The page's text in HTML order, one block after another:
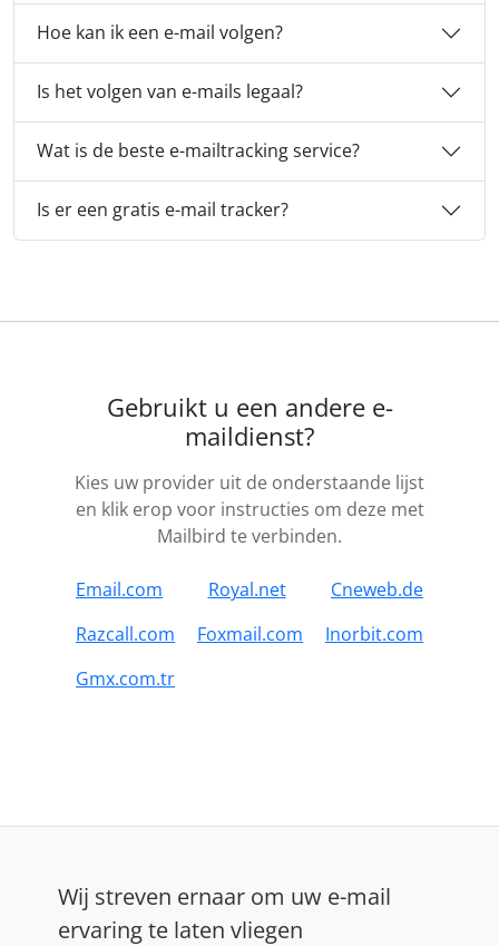
Hoe kan ik een e-mail volgen?
Is het volgen van e-mails legaal?
Wat is de beste e-mailtracking service?
Is er een gratis e-mail tracker?
Gebruikt u een andere e-
maildienst?
Kies uw provider uit de onderstaande lijst
en klik erop voor instructies om deze met
Mailbird te verbinden.
Email.com Royal.net
Cneweb.de
Razcall.com
Foxmail.com
Inorbit.com
Gmx.com.tr
Wij streven ernaar om uw e-mail
ervaring te laten vliegen